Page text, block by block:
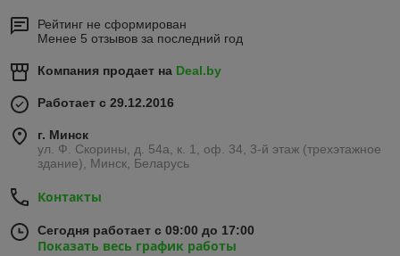
Рейтинг не сформирован
Менее 5 отзывов за последний год
Компания продает на Deal.by
Работает с 29.12.2016
г. Минск
ул. Ф. Скорины, д. 54а, к. 1, оф. 34, 3-й этаж (трехэтажное
здание), Минск, Беларусь
Контакты
Сегодня работает с 09:00 до 17:00
Показать весь график работы